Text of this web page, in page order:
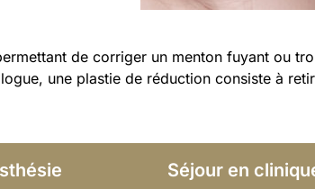
de corriger un menton fuyant ou
une plastie de réduction consiste à
Séjour en